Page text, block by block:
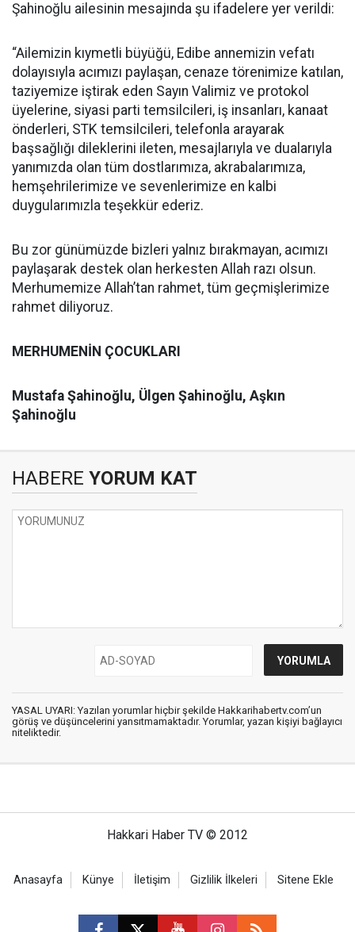
Şahinoğlu ailesinin mesajında şu ifadelere yer verildi:
“Ailemizin kıymetli büyüğü, Edibe annemizin vefatı
dolayısıyla acımızı paylaşan, cenaze törenimize katılan,
taziyemize iştirak eden Sayın Valimiz ve protokol
üyelerine, siyasi parti temsilcileri, iş insanları, kanaat
önderleri, STK temsilcileri, telefonla arayarak
başsağlığı dileklerini ileten, mesajlarıyla ve dualarıyla
yanımızda olan tüm dostlarımıza, akrabalarımıza,
hemşehrilerimize ve sevenlerimize en kalbi
duygularımızla teşekkür ederiz.
Bu zor günümüzde bizleri yalnız bırakmayan, acımızı
paylaşarak destek olan herkesten Allah razı olsun.
Merhumemize Allah’tan rahmet, tüm geçmişlerimize
rahmet diliyoruz.
MERHUMENİN ÇOCUKLARI
Mustafa Şahinoğlu, Ülgen Şahinoğlu, Aşkın
Şahinoğlu
HABERE YORUM KAT
YASAL UYARI: Yazılan yorumlar hiçbir şekilde Hakkarihabertv.com’un
görüş ve düşüncelerini yansıtmamaktadır. Yorumlar, yazan kişiyi bağlayıcı
niteliktedir.
Hakkari Haber TV © 2012
Anasayfa Künye İletişim Gizlilik İlkeleri Sitene Ekle